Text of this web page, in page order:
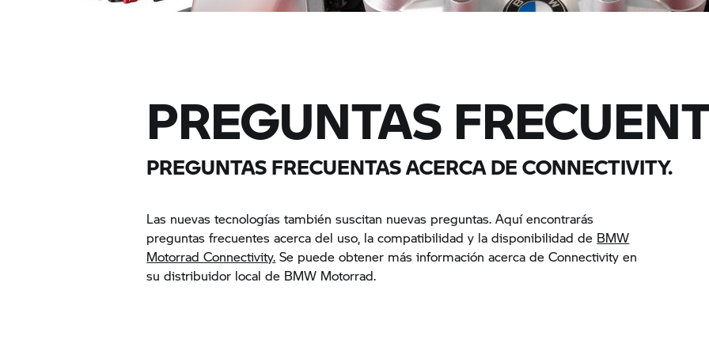
PREGUNTAS
PREGUNTAS FRECUENTAS ACERCA DE CONNECTIVITY.
Las nuevas tecnologías también suscitan nuevas preguntas. Aquí encontrarás
preguntas frecuentes acerca del uso, la compatibilidad y la disponibilidad de BMW
Motorrad Connectivity. Se puede obtener más información acerca de Connectivity en
su distribuidor local de BMW Motorrad.